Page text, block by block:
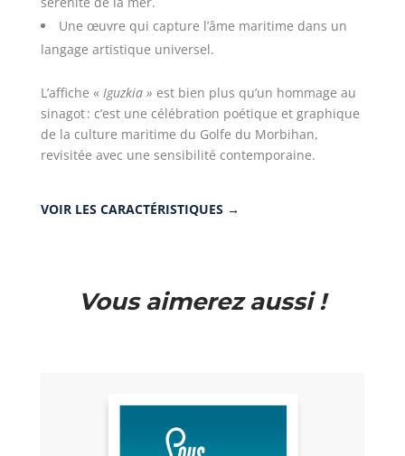
Une œuvre qui capture l’âme maritime dans un
langage artistique universel.
L’affiche « Iguzkia » est bien plus qu’un hommage au
sinagot : c’est une célébration poétique et graphique
de la culture maritime du Golfe du Morbihan,
revisitée avec une sensibilité contemporaine.
VOIR LES CARACTÉRISTIQUES →
Vous aimerez aussi !